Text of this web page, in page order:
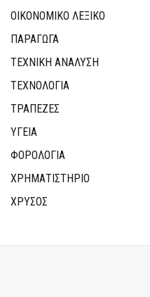
ΟΙΚΟΝΟΜΙΚΟ ΛΕΞΙΚΟ
ΠΑΡΑΓΩΓΑ
ΤΕΧΝΙΚΗ ΑΝΑΛΥΣΗ
ΤΕΧΝΟΛΟΓΙΑ
ΤΡΆΠΕΖΕΣ
ΥΓΕΙΑ
ΦΟΡΟΛΟΓΙΑ
ΧΡΗΜΑΤΙΣΤΗΡΙΟ
ΧΡΥΣΟΣ